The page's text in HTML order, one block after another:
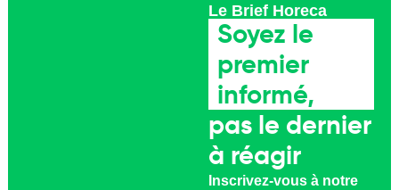
Le Brief Horeca
Soyez le
premier
informé,
pas le dernier
à réagir
Inscrivez-vous à notre